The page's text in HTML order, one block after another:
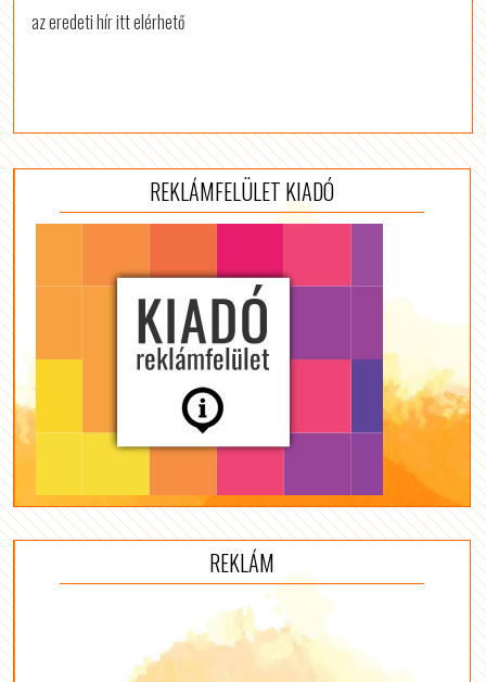
az eredeti hír itt elérhető
REKLÁMFELÜLET KIADÓ
REKLÁM